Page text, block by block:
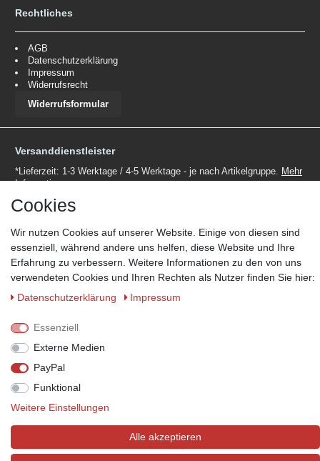
Rechtliches
AGB
Datenschutzerklärung
Impressum
Widerrufsrecht
Widerrufsformular
Versanddienstleister
*Lieferzeit: 1-3 Werktage / 4-5 Werktage - je nach Artikelgruppe. Mehr
Informationen
Zahlungsmöglichkeiten
Wir behalten uns das Recht vor im Einzelfall bestimmte
Zahlungsarten auszuschließen.
© Copyright 2026 Marabella´s | Alle Rechte vorbehalten. | Grundpreise
siehe Artikeldetails.
Cookies
Wir nutzen Cookies auf unserer Website. Einige von diesen sind
essenziell, während andere uns helfen, diese Website und Ihre
Erfahrung zu verbessern. Weitere Informationen zu den von uns
verwendeten Cookies und Ihren Rechten als Nutzer finden Sie hier:
Daten­schutz­erklärung
Impressum
Essenziell
Externe Medien
PayPal
Funktional
Weitere Einstellungen
Alle akzeptieren